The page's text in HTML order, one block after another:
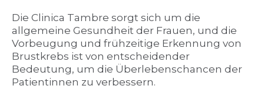
Die Clinica Tambre sorgt sich um die
allgemeine Gesundheit der Frauen, und die
Vorbeugung und frühzeitige Erkennung von
Brustkrebs ist von entscheidender
Bedeutung, um die Überlebenschancen der
Patientinnen zu verbessern.